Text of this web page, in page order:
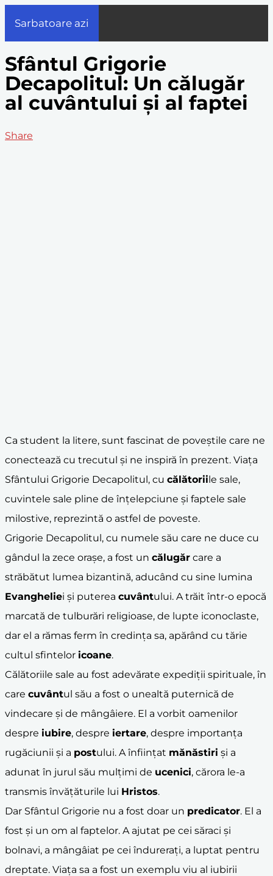
Sarbatoare azi
Sfântul Grigorie
Decapolitul: Un călugăr
al cuvântului și al faptei
Share
Ca student la litere, sunt fascinat de poveștile care ne
conectează cu trecutul și ne inspiră în prezent. Viața
Sfântului Grigorie Decapolitul, cu călătoriile sale,
cuvintele sale pline de înțelepciune și faptele sale
milostive, reprezintă o astfel de poveste.
Grigorie Decapolitul, cu numele său care ne duce cu
gândul la zece orașe, a fost un călugăr care a
străbătut lumea bizantină, aducând cu sine lumina
Evangheliei și puterea cuvântului. A trăit într-o epocă
marcată de tulburări religioase, de lupte iconoclaste,
dar el a rămas ferm în credința sa, apărând cu tărie
cultul sfintelor icoane.
Călătoriile sale au fost adevărate expediții spirituale, în
care cuvântul său a fost o unealtă puternică de
vindecare și de mângâiere. El a vorbit oamenilor
despre iubire, despre iertare, despre importanța
rugăciunii și a postului. A înființat mănăstiri și a
adunat în jurul său mulțimi de ucenici, cărora le-a
transmis învățăturile lui Hristos.
Dar Sfântul Grigorie nu a fost doar un predicator. El a
fost și un om al faptelor. A ajutat pe cei săraci și
bolnavi, a mângâiat pe cei îndurerați, a luptat pentru
dreptate. Viața sa a fost un exemplu viu al iubirii